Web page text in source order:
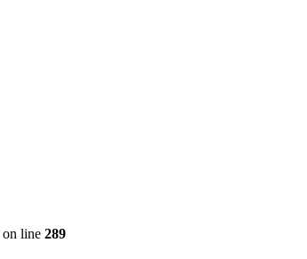
on line 289